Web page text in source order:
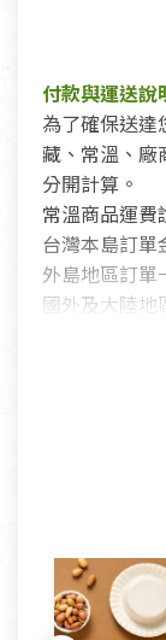
付款與運送說
為了確保送達
藏、常溫、廠
分開計算。
常溫商品運費
台灣本島訂單
外島地區訂單
國外及大陸地
鑑賞期商品
若您購買的
形者，除商
依消保法之
日)的服務，
瑕疵)，一般